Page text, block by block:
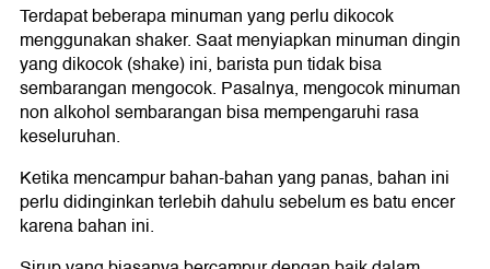
Terdapat beberapa minuman yang perlu dikocok
menggunakan shaker. Saat menyiapkan minuman dingin
yang dikocok (shake) ini, barista pun tidak bisa
sembarangan mengocok. Pasalnya, mengocok minuman
non alkohol sembarangan bisa mempengaruhi rasa
keseluruhan.
Ketika mencampur bahan-bahan yang panas, bahan ini
perlu didinginkan terlebih dahulu sebelum es batu encer
karena bahan ini.